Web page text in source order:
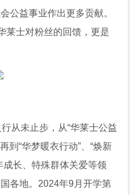
公益事业作出更多贡献。
莱士对粉丝的回馈，更是
从未止步，从“华莱士公益
到“华梦暖衣行动”、“焕新
成长、特殊群体关爱等领
各地。2024年9月开学第